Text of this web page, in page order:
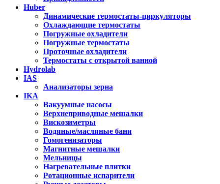
Huber
Динамические термостаты-циркуляторы
Охлаждающие термостаты
Погружные охладители
Погружные термостаты
Проточные охладители
Термостаты с открытой ванной
Hydrolab
IAS
Анализаторы зерна
IKA
Вакуумные насосы
Верхнеприводные мешалки
Вискозиметры
Водяные/масляные бани
Гомогенизаторы
Магнитные мешалки
Мельницы
Нагревательные плитки
Ротационные испарители